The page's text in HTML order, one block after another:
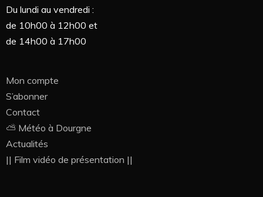
Du lundi au vendredi :
de 10h00 à 12h00 et
de 14h00 à 17h00
Mon compte
S’abonner
Contact
⛅ Météo à Dourgne
Actualités
|| Film vidéo de présentation ||